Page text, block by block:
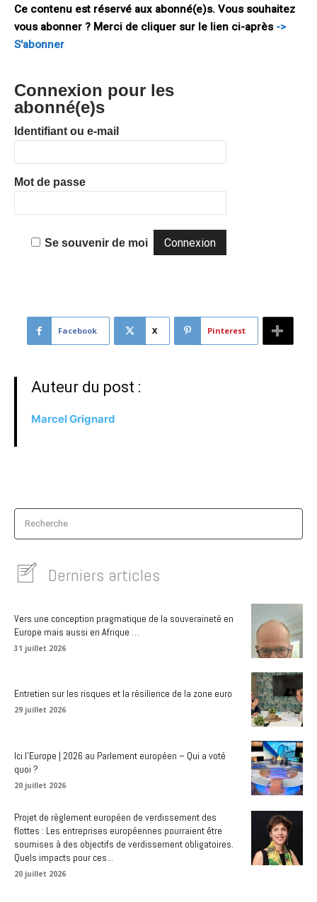
Ce contenu est réservé aux abonné(e)s. Vous souhaitez
vous abonner ? Merci de cliquer sur le lien ci-après->
S'abonner
Connexion pour les
abonné(e)s
Identifiant ou e-mail
Mot de passe
Se souvenir de moi
Facebook X Pinterest
Auteur du post :
Marcel Grignard
Recherche
Derniers articles
Vers une conception pragmatique de la souveraineté en
Europe mais aussi en Afrique …
31 juillet 2026
Entretien sur les risques et la résilience de la zone euro
29 juillet 2026
Ici l’Europe | 2026 au Parlement européen – Qui a voté
quoi ?
20 juillet 2026
Projet de règlement européen de verdissement des
flottes : Les entreprises européennes pourraient être
soumises à des objectifs de verdissement obligatoires.
Quels impacts pour ces...
20 juillet 2026